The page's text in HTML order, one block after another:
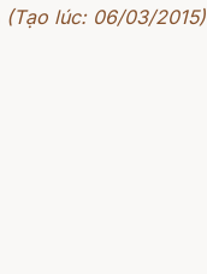
(Tạo lúc: 06/03/2015)